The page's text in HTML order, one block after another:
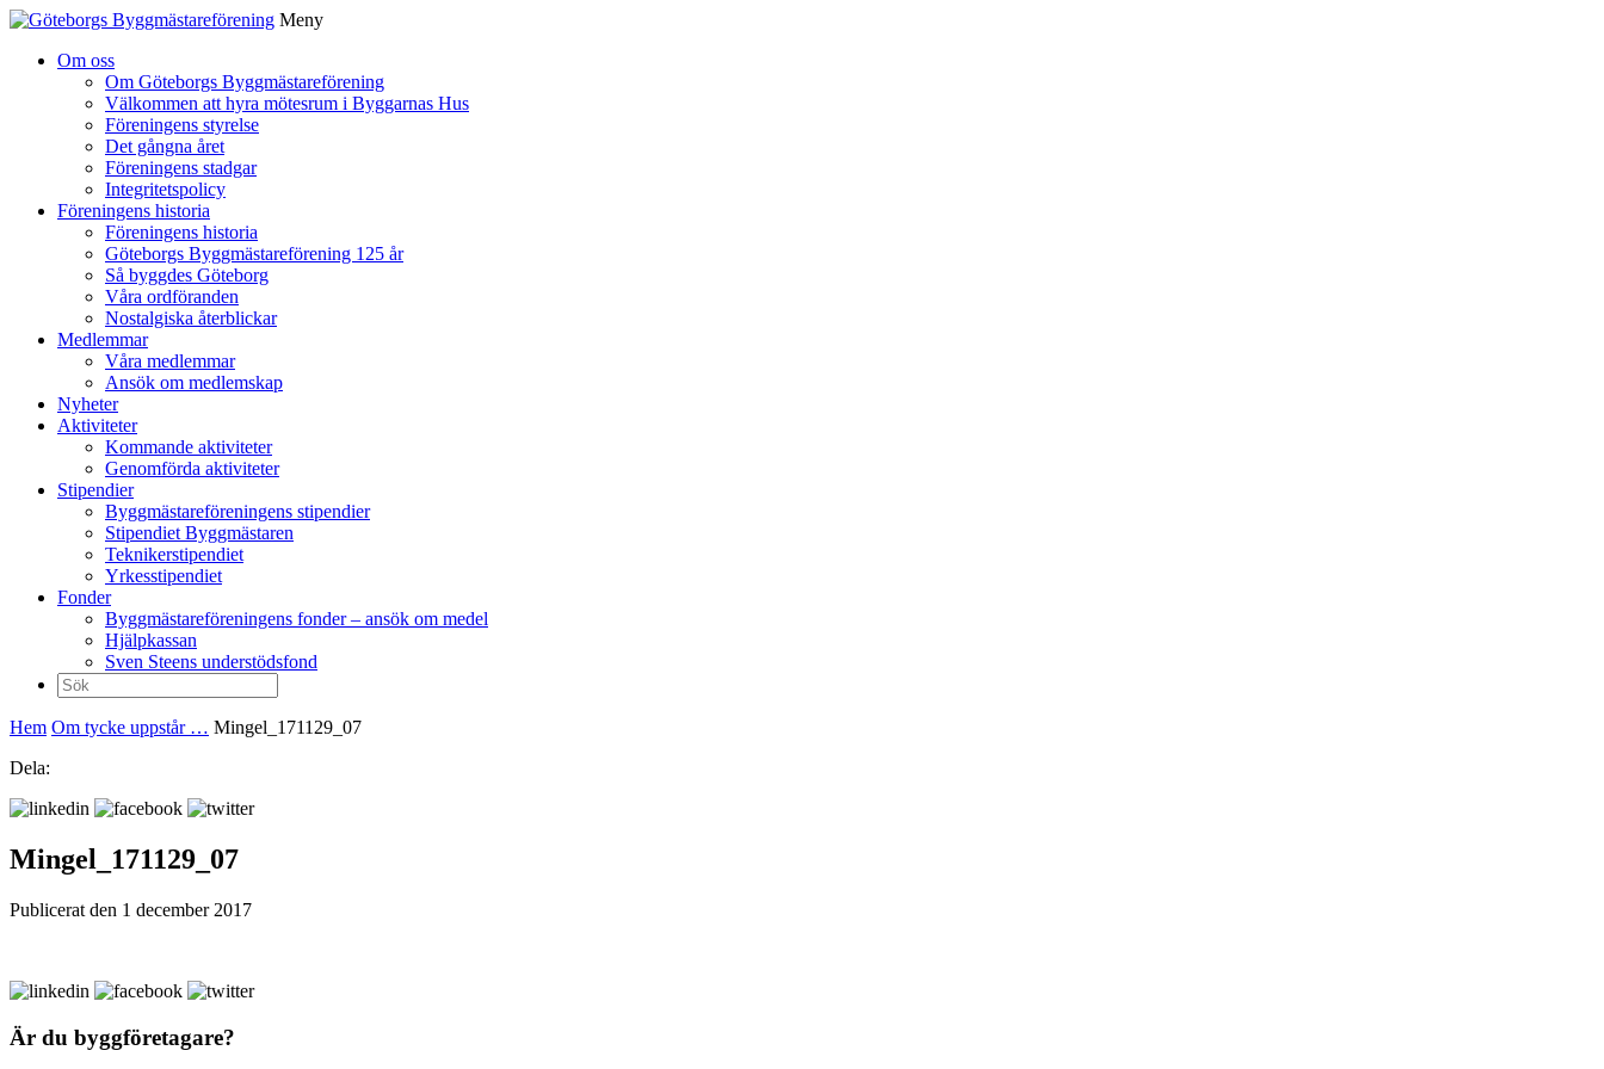
Meny
Om oss
Om Göteborgs Byggmästareförening
Välkommen att hyra mötesrum i Byggarnas Hus
Föreningens styrelse
Det gångna året
Föreningens stadgar
Integritetspolicy
Föreningens historia
Föreningens historia
Göteborgs Byggmästareförening 125 år
Så byggdes Göteborg
Våra ordföranden
Nostalgiska återblickar
Medlemmar
Våra medlemmar
Ansök om medlemskap
Nyheter
Aktiviteter
Kommande aktiviteter
Genomförda aktiviteter
Stipendier
Byggmästareföreningens stipendier
Stipendiet Byggmästaren
Teknikerstipendiet
Yrkesstipendiet
Fonder
Byggmästareföreningens fonder – ansök om medel
Hjälpkassan
Sven Steens understödsfond
Sök
efter:
Hem Om tycke uppstår … Mingel_171129_07
Dela:
Mingel_171129_07
Publicerat den 1 december 2017
Är du byggföretagare?